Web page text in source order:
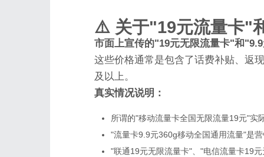
⚠️ 关于"19元流量卡"
市面上宣传的"19元无限流量卡"和
这些价格通常是包含了话费补贴、返
及以上。
真实情况说明：
所谓的"移动流量卡全国无限流量19元"实
"流量卡9.9元360g移动全国通用流量"是
"联通19元无限流量卡"、"电信流量卡19